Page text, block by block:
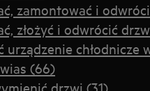
zamontować i
złożyć i odwrócić
urządzenie chłodnicze
(66)
drzwi (31)